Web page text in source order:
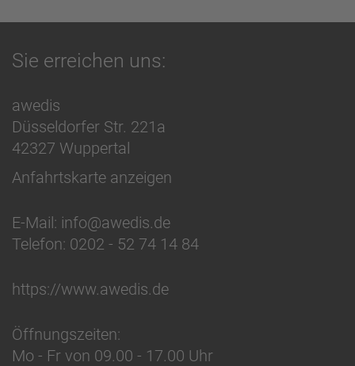
Sie erreichen uns:
awedis
Düsseldorfer Str. 221a
42327 Wuppertal
Anfahrtskarte anzeigen
E-Mail: info@awedis.de
Telefon: 0202 - 52 74 14 84
https://www.awedis.de
Öffnungszeiten:
Mo - Fr von 09.00 - 17.00 Uhr